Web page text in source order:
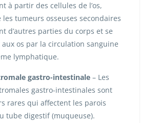
à partir des cellules de l’os,
tumeurs osseuses secondaires
d’autres parties du corps et se
os par la circulation sanguine
lymphatique.
gastro-intestinale – Les
gastro-intestinales sont
rares qui affectent les parois
tube digestif (muqueuse).